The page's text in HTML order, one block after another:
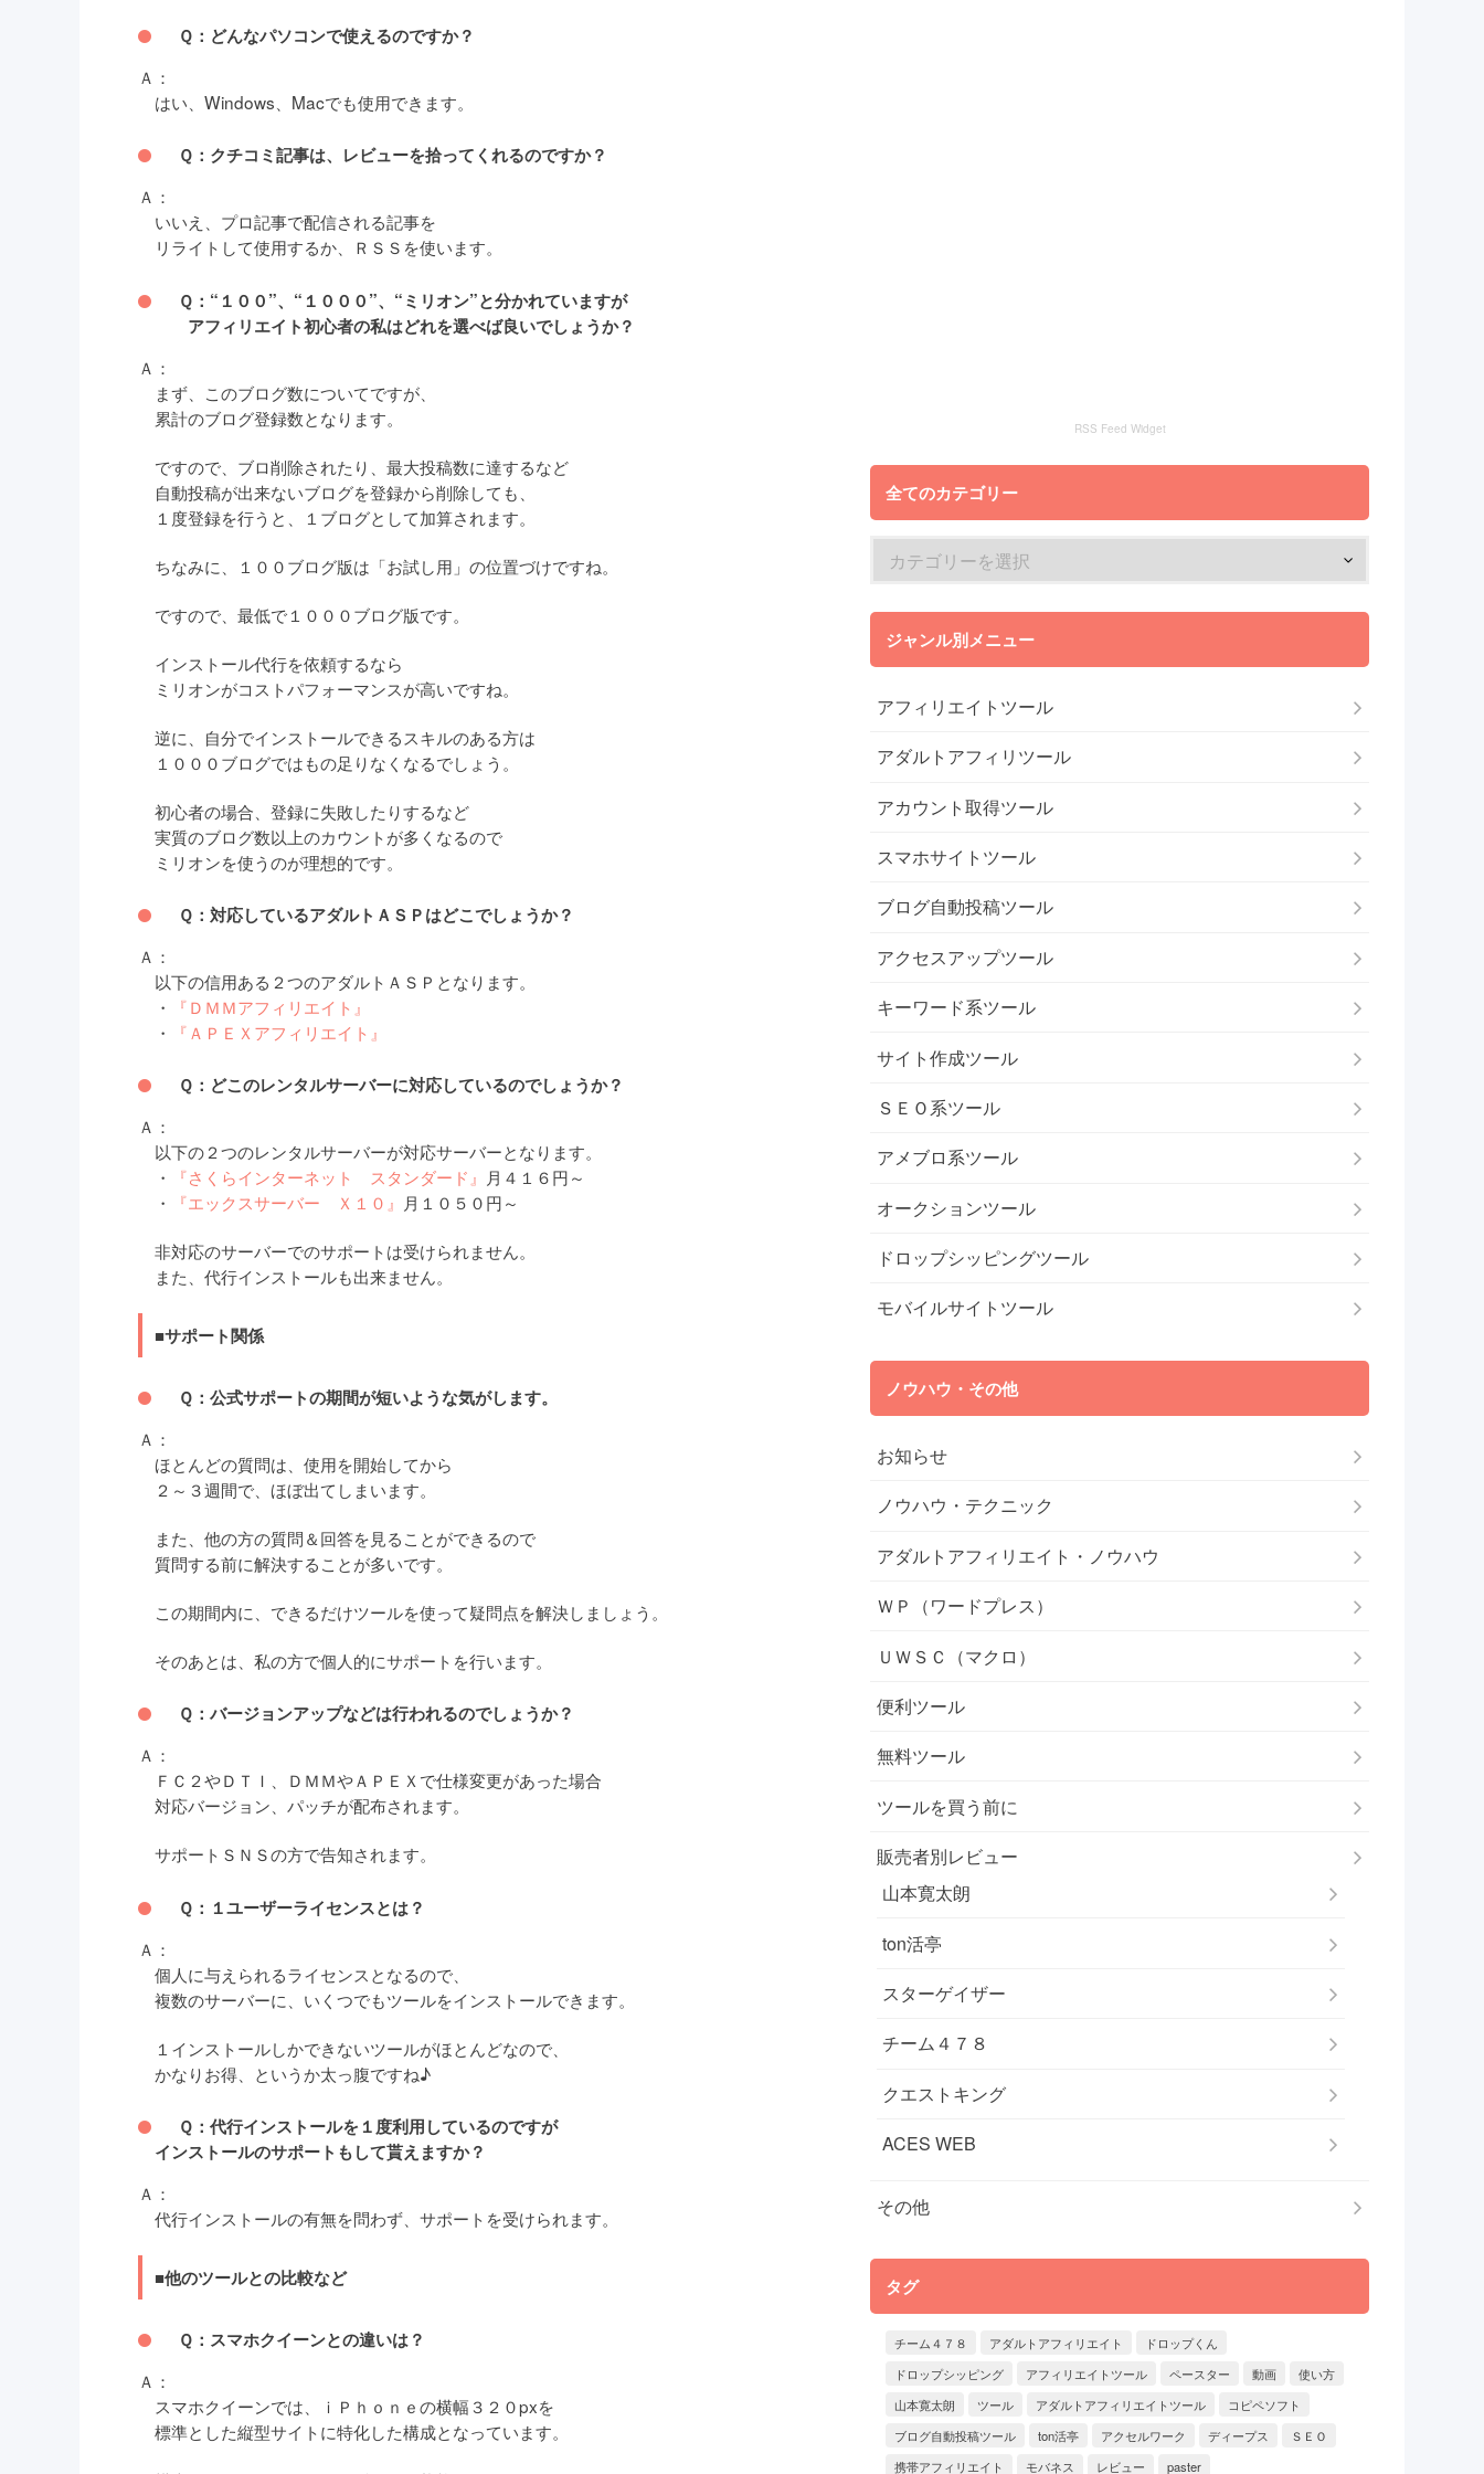
Ｑ：どんなパソコンで使えるのですか？
Ａ：
はい、Windows、Macでも使用できます。
Ｑ：クチコミ記事は、レビューを拾ってくれるのですか？
Ａ：
いいえ、プロ記事で配信される記事を
リライトして使用するか、ＲＳＳを使います。
Ｑ：“１００”、“１０００”、“ミリオン”と分かれていますが
アフィリエイト初心者の私はどれを選べば良いでしょうか？
Ａ：
まず、このブログ数についてですが、
累計のブログ登録数となります。
ですので、ブロ削除されたり、最大投稿数に達するなど
自動投稿が出来ないブログを登録から削除しても、
１度登録を行うと、１ブログとして加算されます。
ちなみに、１００ブログ版は「お試し用」の位置づけですね。
ですので、最低で１０００ブログ版です。
インストール代行を依頼するなら
ミリオンがコストパフォーマンスが高いですね。
逆に、自分でインストールできるスキルのある方は
１０００ブログではもの足りなくなるでしょう。
初心者の場合、登録に失敗したりするなど
実質のブログ数以上のカウントが多くなるので
ミリオンを使うのが理想的です。
Ｑ：対応しているアダルトＡＳＰはどこでしょうか？
Ａ：
以下の信用ある２つのアダルトＡＳＰとなります。
・
『ＤＭＭアフィリエイト』
・
『ＡＰＥＸアフィリエイト』
Ｑ：どこのレンタルサーバーに対応しているのでしょうか？
Ａ：
以下の２つのレンタルサーバーが対応サーバーとなります。
・
『さくらインターネット スタンダード』 月４１６円～
・
『エックスサーバー Ｘ１０』 月１０５０円～
非対応のサーバーでのサポートは受けられません。
また、代行インストールも出来ません。
■サポート関係
Ｑ：公式サポートの期間が短いような気がします。
Ａ：
ほとんどの質問は、使用を開始してから
２～３週間で、ほぼ出てしまいます。
また、他の方の質問＆回答を見ることができるので
質問する前に解決することが多いです。
この期間内に、できるだけツールを使って疑問点を解決しましょう。
そのあとは、私の方で個人的にサポートを行います。
Ｑ：バージョンアップなどは行われるのでしょうか？
Ａ：
ＦＣ２やＤＴＩ、ＤＭＭやＡＰＥＸで仕様変更があった場合
対応バージョン、パッチが配布されます。
サポートＳＮＳの方で告知されます。
Ｑ：１ユーザーライセンスとは？
Ａ：
個人に与えられるライセンスとなるので、
複数のサーバーに、いくつでもツールをインストールできます。
１インストールしかできないツールがほとんどなので、
かなりお得、というか太っ腹ですね♪
Ｑ：代行インストールを１度利用しているのですが
インストールのサポートもして貰えますか？
Ａ：
代行インストールの有無を問わず、サポートを受けられます。
■他のツールとの比較など
Ｑ：スマホクイーンとの違いは？
Ａ：
スマホクイーンでは、ｉＰｈｏｎｅの横幅３２０pxを
標準とした縦型サイトに特化した構成となっています。
RSS Feed Widget
全てのカテゴリー
ジャンル別メニュー
アフィリエイトツール
アダルトアフィリツール
アカウント取得ツール
スマホサイトツール
ブログ自動投稿ツール
アクセスアップツール
キーワード系ツール
サイト作成ツール
ＳＥＯ系ツール
アメブロ系ツール
オークションツール
ドロップシッピングツール
モバイルサイトツール
ノウハウ・その他
お知らせ
ノウハウ・テクニック
アダルトアフィリエイト・ノウハウ
ＷＰ（ワードプレス）
ＵＷＳＣ（マクロ）
便利ツール
無料ツール
ツールを買う前に
販売者別レビュー
山本寛太朗
ton活亭
スターゲイザー
チーム４７８
クエストキング
ACES WEB
その他
タグ
チーム４７８ アダルトアフィリエイト
ドロップくん
ドロップシッピング
アフィリエイトツール ペースター 動画
使い方
山本寛太朗
ツール アダルトアフィリエイトツール
コピペソフト
ブログ自動投稿ツール
ton活亭 アクセルワーク ディープス
ＳＥＯ
携帯アフィリエイト
モバネス レビュー paster